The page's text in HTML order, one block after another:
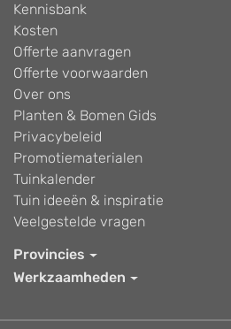
Kennisbank
Kosten
Offerte aanvragen
Offerte voorwaarden
Over ons
Planten & Bomen Gids
Privacybeleid
Promotiematerialen
Tuinkalender
Tuin ideeën & inspiratie
Veelgestelde vragen
Provincies
Werkzaamheden